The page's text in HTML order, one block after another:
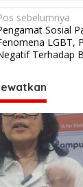
s
sebelumnya
Sosial
LGBT,
Terhadap